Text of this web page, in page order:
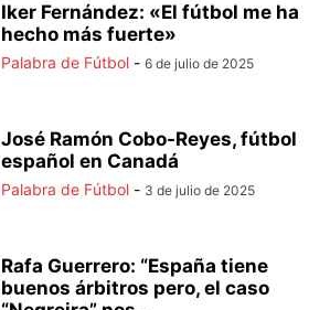
Iker Fernández: «El fútbol me ha
hecho más fuerte»
Palabra de Fútbol - 6 de julio de 2025
José Ramón Cobo-Reyes, fútbol
español en Canadá
Palabra de Fútbol - 3 de julio de 2025
Rafa Guerrero: “España tiene
buenos árbitros pero, el caso